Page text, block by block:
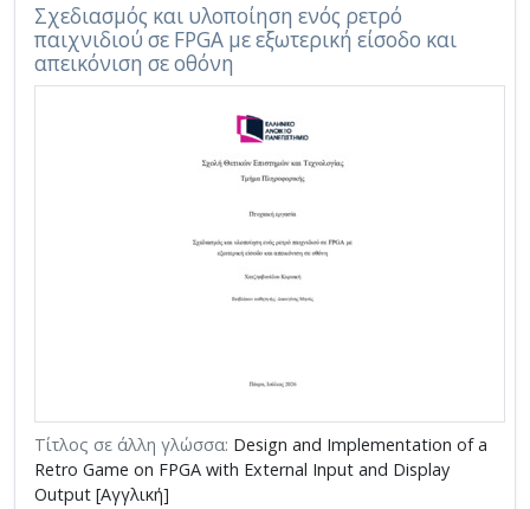
Σχεδιασμός και υλοποίηση ενός ρετρό
παιχνιδιού σε FPGA με εξωτερική είσοδο και
απεικόνιση σε οθόνη
Τίτλος σε άλλη γλώσσα: Design and Implementation of a
Retro Game on FPGA with External Input and Display
Output [Αγγλική]